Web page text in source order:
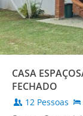
CASA
FECHADO
12 Pessoas